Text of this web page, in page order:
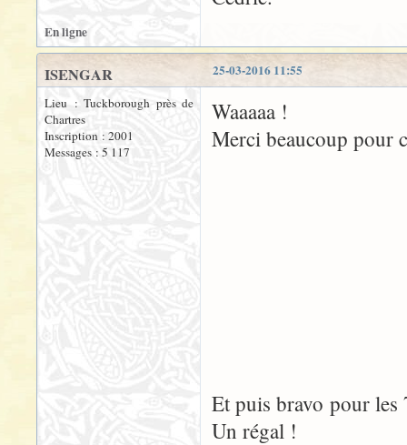
En ligne
25-03-2016 11:55
ISENGAR
Lieu : Tuckborough près de
Chartres
Inscription : 2001
Messages : 5 117
Waaaaa !
Merci beaucoup pour
Et puis bravo pour les
Un régal !